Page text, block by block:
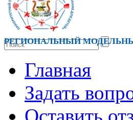
РЕГИОНАЛЬНЫЙ
Главная
Задать